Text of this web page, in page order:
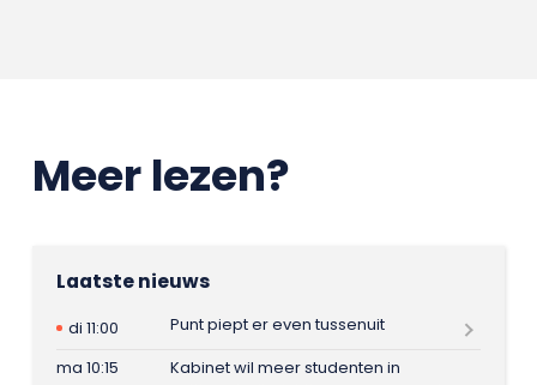
Meer lezen?
Laatste nieuws
di 11:00
Punt piept er even tussenuit
ma 10:15
Kabinet wil meer studenten in